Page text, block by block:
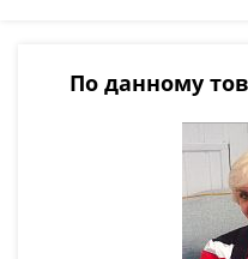
По данному